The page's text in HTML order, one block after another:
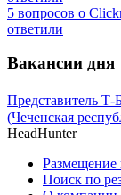
5 вопросов о
ответили
Вакансии дня
Представитель Т-
(Чеченская
HeadHunter
Размещение
Поиск по